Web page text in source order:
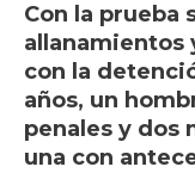
Con la prueba
allanamientos
con la
años, un
penales y dos
una con